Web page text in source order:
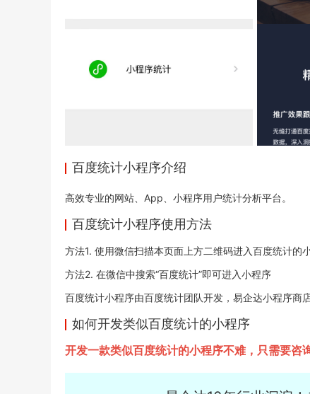
百度统计小程序介绍
高效专业的网站、App、 小程序用户统计分析平台。
百度统计小程序使用方法
方法1. 使用微信扫描本页面上方二维码进入百度统计的
方法2. 在微信中搜索“百度统计”即可进入小程序
百度统计小程序由百度统计团队开发，易企达小程序
如何开发类似百度统计的小程序
开发一款类似百度统计的小程序不难，只需要咨